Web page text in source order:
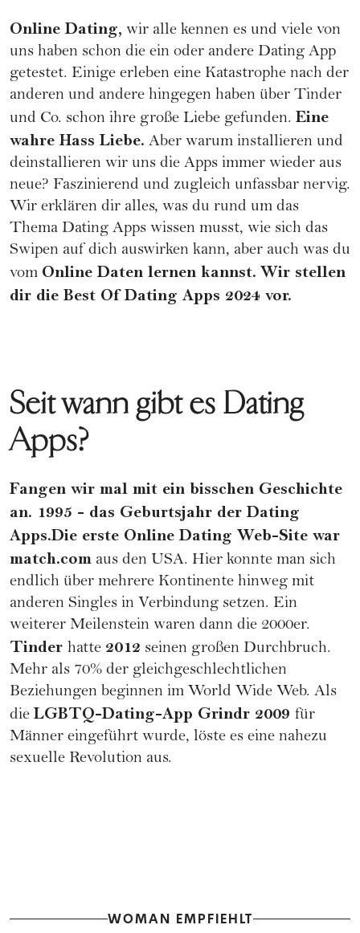
Online Dating, wir alle kennen es und viele von
uns haben schon die ein oder andere Dating App
getestet. Einige erleben eine Katastrophe nach der
anderen und andere hingegen haben über Tinder
und Co. schon ihre große Liebe gefunden. Eine
wahre Hass Liebe. Aber warum installieren und
deinstallieren wir uns die Apps immer wieder aus
neue? Faszinierend und zugleich unfassbar nervig.
Wir erklären dir alles, was du rund um das
Thema Dating Apps wissen musst, wie sich das
Swipen auf dich auswirken kann, aber auch was du
vom Online Daten lernen kannst. Wir stellen
dir die Best Of Dating Apps 2024 vor.
Seit wann gibt es Dating
Apps?
Fangen wir mal mit ein bisschen Geschichte
an. 1995 - das Geburtsjahr der Dating
Apps.Die erste Online Dating Web-Site war
match.com aus den USA. Hier konnte man sich
endlich über mehrere Kontinente hinweg mit
anderen Singles in Verbindung setzen. Ein
weiterer Meilenstein waren dann die 2000er.
Tinder hatte 2012 seinen großen Durchbruch.
Mehr als 70% der gleichgeschlechtlichen
Beziehungen beginnen im World Wide Web. Als
die LGBTQ-Dating-App Grindr 2009 für
Männer eingeführt wurde, löste es eine nahezu
sexuelle Revolution aus.
WOMAN EMPFIEHLT